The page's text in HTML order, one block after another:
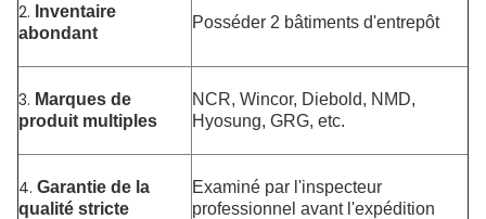
2. Inventaire
abondant
Posséder 2 bâtiments d'entrepôt
3. Marques de
produit multiples
NCR, Wincor, Diebold, NMD,
Hyosung, GRG, etc.
4. Garantie de la
qualité stricte
Examiné par l'inspecteur
professionnel avant l'expédition